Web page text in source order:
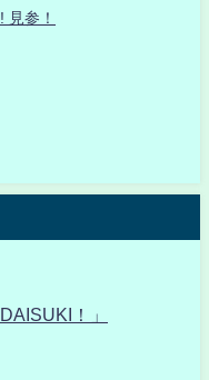
参！
！」